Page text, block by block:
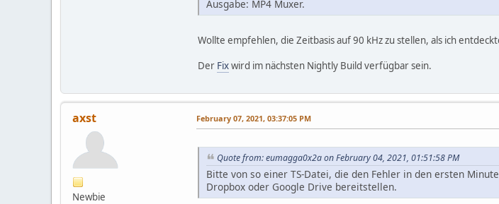
Ausgabe: MP4 Muxer.
Wollte empfehlen, die Zeitbasis auf 90 kHz zu stellen, als ich
Der Fixwird im nächsten Nightly Build verfügbar sein.
axst
Newbie
February 07, 2021, 03:37:05 PM
Quote from: eumagga0x2a on February 04, 2021, 01:51:58 PM
Bitte von so einer TS-Datei, die den Fehler in den ersten
Dropbox oder Google Drive bereitstellen.